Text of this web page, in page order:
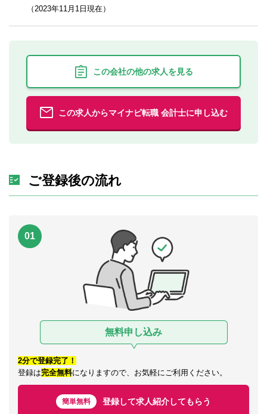
（2023年11月1日現在）
この会社の他の求人を見る
この求人からマイナビ転職 会計士に申し込む
ご登録後の流れ
01
無料申し込み
2分で登録完了！
登録は完全無料になりますので、お気軽にご利用ください。
簡単無料 登録して求人紹介してもらう